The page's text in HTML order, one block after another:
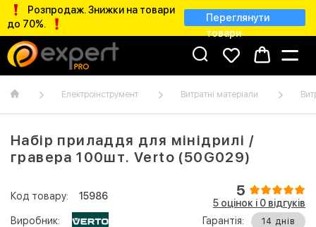
Розпродаж. Знижки на товари
до 70%.
Переглянути
товари
Електроінструмент Витратні матеріали
Набір приладдя для мінідрилі /
гравера 100шт. Verto (50G029)
Код товару: 15986 5
5 оцінок і 0 відгуків
Виробник:
Гарантія: 14 днів